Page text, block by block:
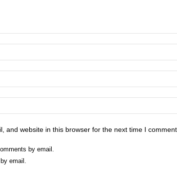
and website in this browser for the next time I comment.
by email.
email.